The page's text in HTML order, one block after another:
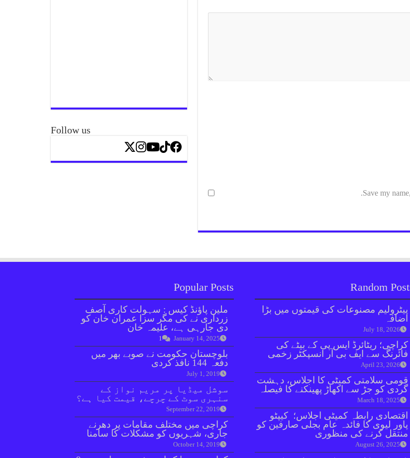
Save my
Follow us
Popular Posts
ملین پاؤنڈ کیس : سہولت کاری آصف
زرداری نے کی مگر سزا عمران خان کو
دی جارہی ہے، علیمہ خان
January 14, 2025
1
بلوچستان حکومت نے صوبے بھر میں
دفعہ 144 نافذ کردی
July 1, 2019
سوشل میڈیا پر مریم نواز کے
سنہری سوٹ کے چرچے، قیمت کیا ہے؟
September 22, 2019
کراچی میں مختلف مقامات پر دھرنے
جاری، شہریوں کو مشکلات کا سامنا
October 14, 2019
Random
پیٹرولیم مصنوعات کی قیمتوں میں بڑا
اضافہ
July 18, 2026
کراچی؛ ریٹائرڈ ایس پی کے بیٹے کی
فائرنگ سے ایف بی آر انسپکٹر زخمی
April 23, 2026
قومی سلامتی کمیٹی کا اجلاس، دہشت
گردی کو جڑ سے اکھاڑ پھینکنے کا فیصلہ
March 18, 2025
اقتصادی رابطہ کمیٹی اجلاس؛ کیپٹو
پاور لیوی کا فائدہ عام بجلی صارفین کو
منتقل کرنے کی منظوری
August 26, 2025